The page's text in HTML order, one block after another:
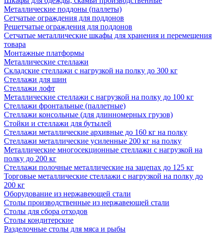
Металлические поддоны (паллеты)
Сетчатые ограждения для поддонов
Решетчатые ограждения для поддонов
Сетчатые металлические шкафы для хранения и перемещения
товара
Монтажные платформы
Металлические стеллажи
Складские стеллажи с нагрузкой на полку до 300 кг
Стеллажи для шин
Стеллажи лофт
Металлические стеллажи с нагрузкой на полку до 100 кг
Стеллажи фронтальные (паллетные)
Стеллажи консольные (для длинномерных грузов)
Стойки и стеллажи для бутылей
Стеллажи металлические архивные до 160 кг на полку
Стеллажи металлические усиленные 200 кг на полку
Металлические многосекционные стеллажи с нагрузкой на
полку до 200 кг
Стеллажи полочные металлические на зацепах до 125 кг
Торговые металлические стеллажи с нагрузкой на полку до
200 кг
Оборудование из нержавеющей стали
Столы производственные из нержавеющей стали
Столы для сбора отходов
Столы кондитерские
Разделочные столы для мяса и рыбы